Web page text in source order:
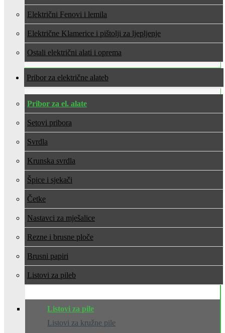
Električni Fenovi i lemila
Električne Klamerice i pištolji za ljepljenje
Ostali električni alati i oprema
Pribor za električne alate
Pribor za el. alate
Setovi pribora
Svrdla
Krunska svrdla
Špice i sjekači
Četke
Nastavci za mješalice
Rezne i brusne ploče
Brusni papiri
Listovi za pile
Listovi za pile
Listovi za kružne pile